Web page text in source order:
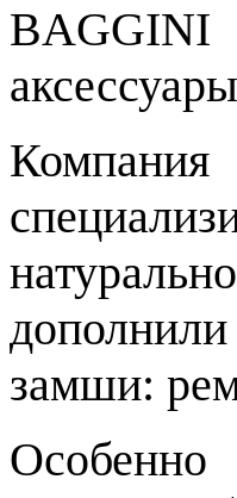
BAGGINI
Компания
замши: